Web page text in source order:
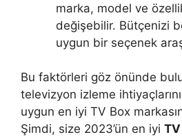
marka, model ve
değişebilir. Bütçenizi
uygun bir seçenek
Bu faktörleri göz önünde
televizyon izleme
uygun en iyi TV Box
Şimdi, size 2023’ün en iyi TV